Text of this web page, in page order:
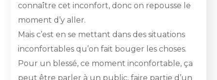
connaître cet inconfort, donc on repousse le
moment d’y aller.
Mais c’est en se mettant dans des situations
inconfortables qu’on fait bouger les choses.
Pour un blessé, ce moment inconfortable, ça
peut être parler à un public, faire partie d’un